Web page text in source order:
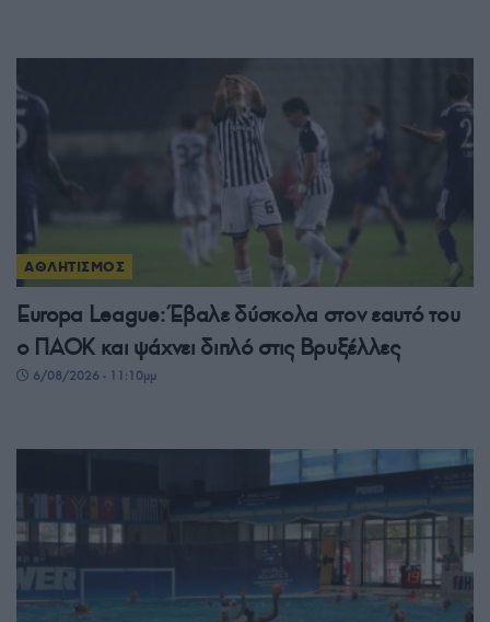
ΑΘΛΗΤΙΣΜΟΣ
Europa League: Έβαλε δύσκολα στον εαυτό του
ο ΠΑΟΚ και ψάχνει διπλό στις Βρυξέλλες
6/08/2026 - 11:10μμ